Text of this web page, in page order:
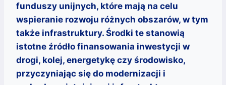
funduszy unijnych, które mają na celu
wspieranie rozwoju różnych obszarów, w tym
także infrastruktury. Środki te stanowią
istotne źródło finansowania inwestycji w
drogi, kolej, energetykę czy środowisko,
przyczyniając się do modernizacji i